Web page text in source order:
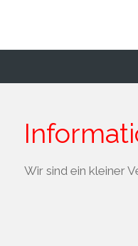
springen
Wir sind ein kleiner